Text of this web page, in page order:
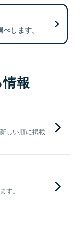
します。
報
しい順に掲載
す。